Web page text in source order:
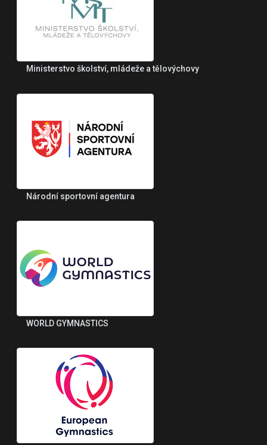
Ministerstvo školství, mládeže a tělovýchovy
Národní sportovní agentura
WORLD GYMNASTICS